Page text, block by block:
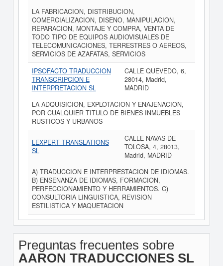
LA FABRICACION, DISTRIBUCION,
COMERCIALIZACION, DISENO, MANIPULACION,
REPARACION, MONTAJE Y COMPRA, VENTA DE
TODO TIPO DE EQUIPOS AUDIOVISUALES DE
TELECOMUNICACIONES, TERRESTRES O AEREOS,
SERVICIOS DE AZAFATAS, SERVICIOS
IPSOFACTO TRADUCCION
TRANSCRIPCION E
INTERPRETACION SL
CALLE QUEVEDO, 6,
28014, Madrid,
MADRID
LA ADQUISICION, EXPLOTACION Y ENAJENACION,
POR CUALQUIER TITULO DE BIENES INMUEBLES
RUSTICOS Y URBANOS
LEXPERT TRANSLATIONS
SL
CALLE NAVAS DE
TOLOSA, 4, 28013,
Madrid, MADRID
A) TRADUCCION E INTERPRESTACION DE IDIOMAS.
B) ENSENANZA DE IDIOMAS, FORMACION,
PERFECCIONAMIENTO Y HERRAMIENTOS. C)
CONSULTORIA LINGUISTICA, REVISION
ESTILISTICA Y MAQUETACION
Preguntas frecuentes sobre
AARON TRADUCCIONES SL